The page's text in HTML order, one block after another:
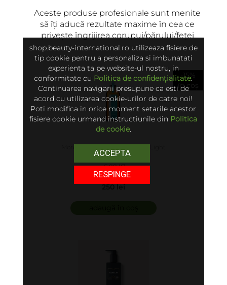
Aceste produse profesionale sunt menite
să îți aducă rezultate maxime în cea ce
privește îngrijirea corupui/părului/feței
-15%
în coș
5.00 (6)
250 lei
shop.beauty-international.ro utilizeaza fisiere de
tip cookie pentru a personaliza si imbunatati
experienta ta pe website-ul nostru, in
conformitate cu Politica de confidențialitate.
Continuarea navigarii presupune ca esti de
acord cu utilizarea cookie-urilor de catre noi!
Poti modifica in orice moment setarile acestor
fisiere cookie urmand instructiunile din Politica
de cookie.
ACCEPTA
RESPINGE